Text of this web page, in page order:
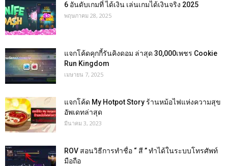
6 อันดับเกมที่ ได้เงิน เล่นเกมได้เงินจริง 2025
พฤษภาคม 28, 2025
แจกโค้ดคุกกี้รันคิงดอม ล่าสุด 30,000เพชร Cookie
Run Kingdom
เมษายน 7, 2025
แจกโค้ด My Hotpot Story ร้านหม้อไฟแห่งความสุข
อัพเดทล่าสุด
มีนาคม 3, 2023
ROV สอนวิธีการทำชื่อ “ สี ” ทำได้ในระบบโทรศัพท์
มือถือ